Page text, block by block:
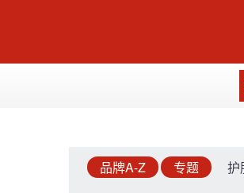
品牌A-Z 专题 护